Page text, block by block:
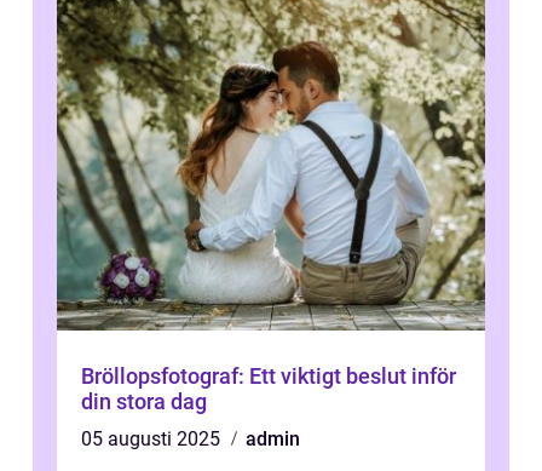
Bröllopsfotograf: Ett viktigt beslut inför
din stora dag
05 augusti 2025
admin